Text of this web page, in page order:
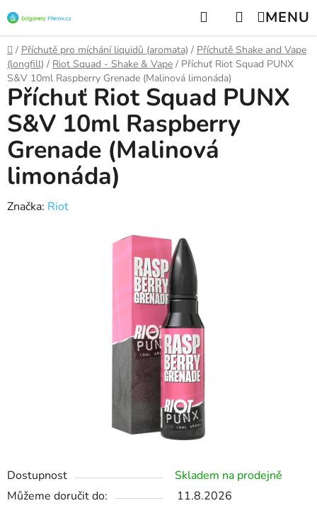
na
obsah
Hledat NÁKUPNÍ
KOŠÍK
Domů
/ Příchutě pro míchání liquidů (aromata) / Příchutě Shake and Vape
(longfill) / Riot Squad - Shake & Vape / Příchuť Riot Squad PUNX
S&V 10ml Raspberry Grenade (Malinová limonáda)
Dostupnost
Skladem na prodejně
Můžeme doručit do:
11.8.2026
Příchuť Riot Squad PUNX
S&V 10ml Raspberry
Grenade (Malinová
limonáda)
Značka: Riot